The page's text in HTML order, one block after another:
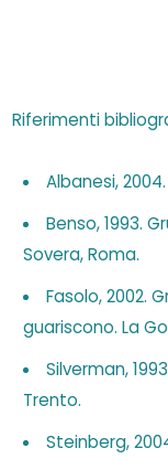
Riferimenti
Albanesi,
Benso, 1993.
Sovera, Roma.
Fasolo, 2002.
guariscono. La
Silverman,
Trento.
Steinberg,